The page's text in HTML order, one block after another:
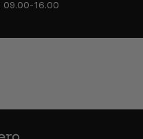
09.00-16.00